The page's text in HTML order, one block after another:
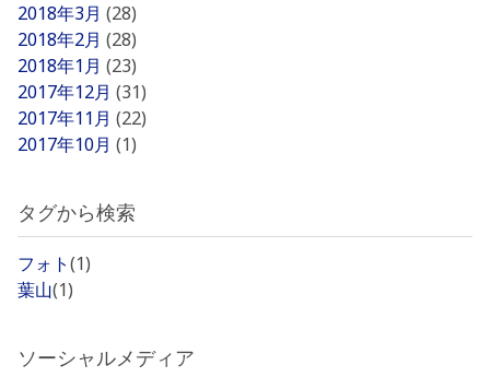
2018年3月 (28)
2018年2月 (28)
2018年1月 (23)
2017年12月 (31)
2017年11月 (22)
2017年10月 (1)
タグから検索
フォト(1)
葉山(1)
ソーシャルメディア